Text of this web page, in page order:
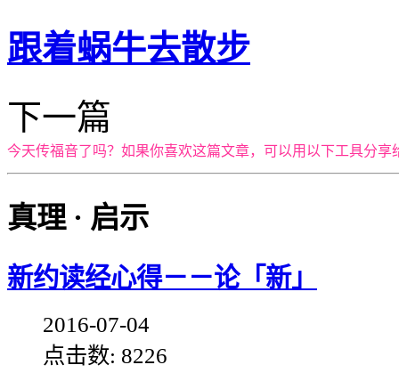
跟着蜗牛去散步
下一篇
今天传福音了吗？如果你喜欢这篇文章，可以用以下工具分享
真理 · 启示
新约读经心得－－论「新」
2016-07-04
点击数: 8226